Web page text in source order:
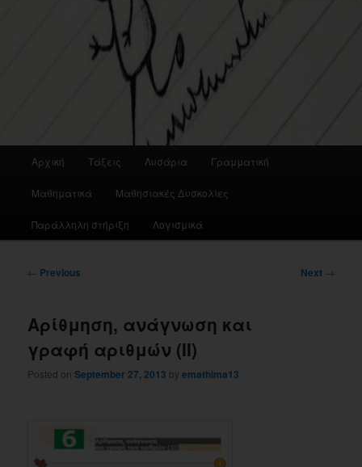
Αρχική Τάξεις Λυσάρια Γραμματική
Μαθηματικά Μαθησιακές Δυσκολίες
Παράλληλη στήριξη Λογισμικά
Post
← Previous Next →
Αρίθμηση, ανάγνωση και
γραφή αριθμών (ΙΙ)
Posted onSeptember 27, 2013 byemathima13